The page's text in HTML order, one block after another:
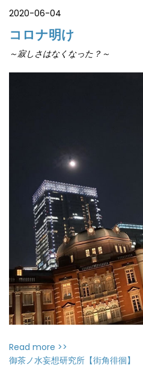
2020-06-04
コロナ明け
～寂しさはなくなった？～
Read more >>
御茶ノ水妄想研究所【街角徘徊】